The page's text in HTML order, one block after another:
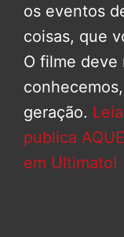
os eventos
coisas, que
O filme deve
geração.
publica
em Ultimato!